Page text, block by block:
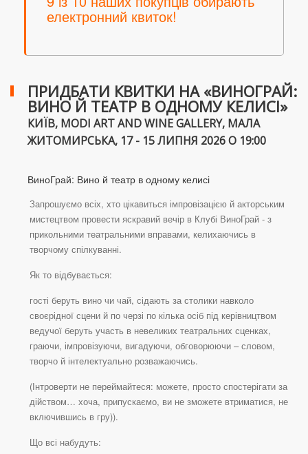
електронний квиток!
ПРИДБАТИ КВИТКИ НА «ВИНОГРАЙ:
ВИНО Й ТЕАТР В ОДНОМУ КЕЛИСІ»
КИЇВ, MODI ART AND WINE GALLERY, МАЛА
ЖИТОМИРСЬКА, 17 - 15 ЛИПНЯ 2026 О 19:00
ВиноГрай: Вино й театр в одному келисі
Запрошуємо всіх, хто цікавиться імпровізацією й акторським
мистецтвом провести яскравий вечір в Клубі ВиноГрай - з
прикольними театральними вправами, келихаючись в
творчому спілкуванні.
Як то відбувається:
гості беруть вино чи чай, сідають за столики навколо
своєрідної сцени й по черзі по кілька осіб під керівництвом
ведучої беруть участь в невеликих театральних сценках,
граючи, імпровізуючи, вигадуючи, обговорюючи – словом,
творчо й інтелектуально розважаючись.
(Інтроверти не переймайтеся: можете, просто спостерігати за
дійством… хоча, припускаємо, ви не зможете втриматися, не
включившись в гру)).
Що всі набудуть: